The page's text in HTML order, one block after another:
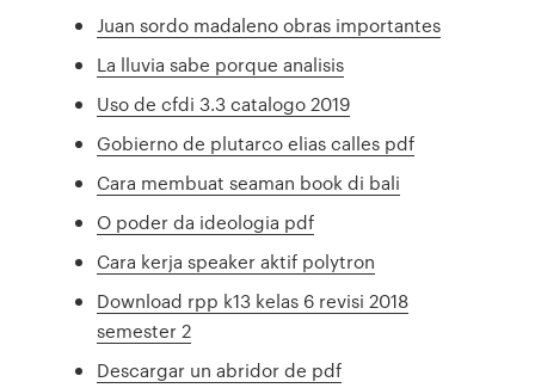
Juan sordo madaleno obras importantes
La lluvia sabe porque analisis
Uso de cfdi 3.3 catalogo 2019
Gobierno de plutarco elias calles pdf
Cara membuat seaman book di bali
O poder da ideologia pdf
Cara kerja speaker aktif polytron
Download rpp k13 kelas 6 revisi 2018
semester 2
Descargar un abridor de pdf